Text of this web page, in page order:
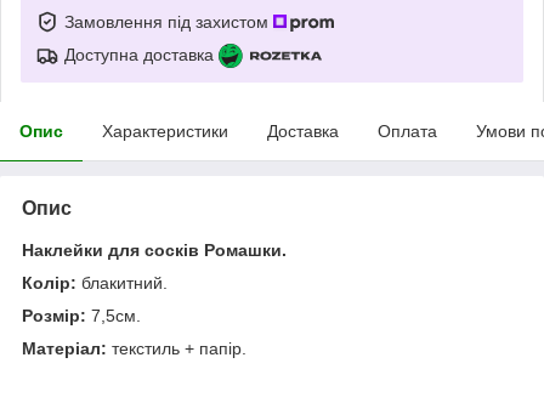
Замовлення під захистом
Доступна доставка
Опис Характеристики Доставка Оплата Умови
Опис
Наклейки для сосків Ромашки.
Колір: блакитний.
Розмір: 7,5см.
Матеріал: текстиль + папір.